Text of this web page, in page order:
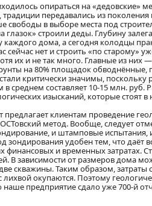
опираться на
передавались из
в выборе места под
глазок» строили деды. Глубину
дома, а сегодня колодцы
сейчас нет и строить «по старому»
их и не так много. Главные из
на 80% площадок
критически значимы,
среднем составляет 10-15 млн. руб.
изысканий, которые стоят
клиентам проведение
метод. Вообще, следует
и штамповые
зондирования удобен тем, что
финансовых и временных затратах.
В зависимости от размеров дома
скважины. Таким образом,
окупаются. Поэтому
предприятие сдало уже 700-й